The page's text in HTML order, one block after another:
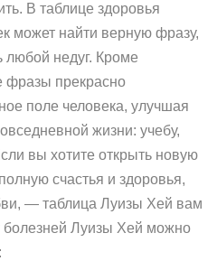
В таблице здоровья
может найти верную фразу,
любой недуг. Кроме
фразы прекрасно
поле человека, улучшая
жизни: учебу,
вы хотите открыть новую
счастья и здоровья,
— таблица Луизы Хей вам
болезней Луизы Хей можно